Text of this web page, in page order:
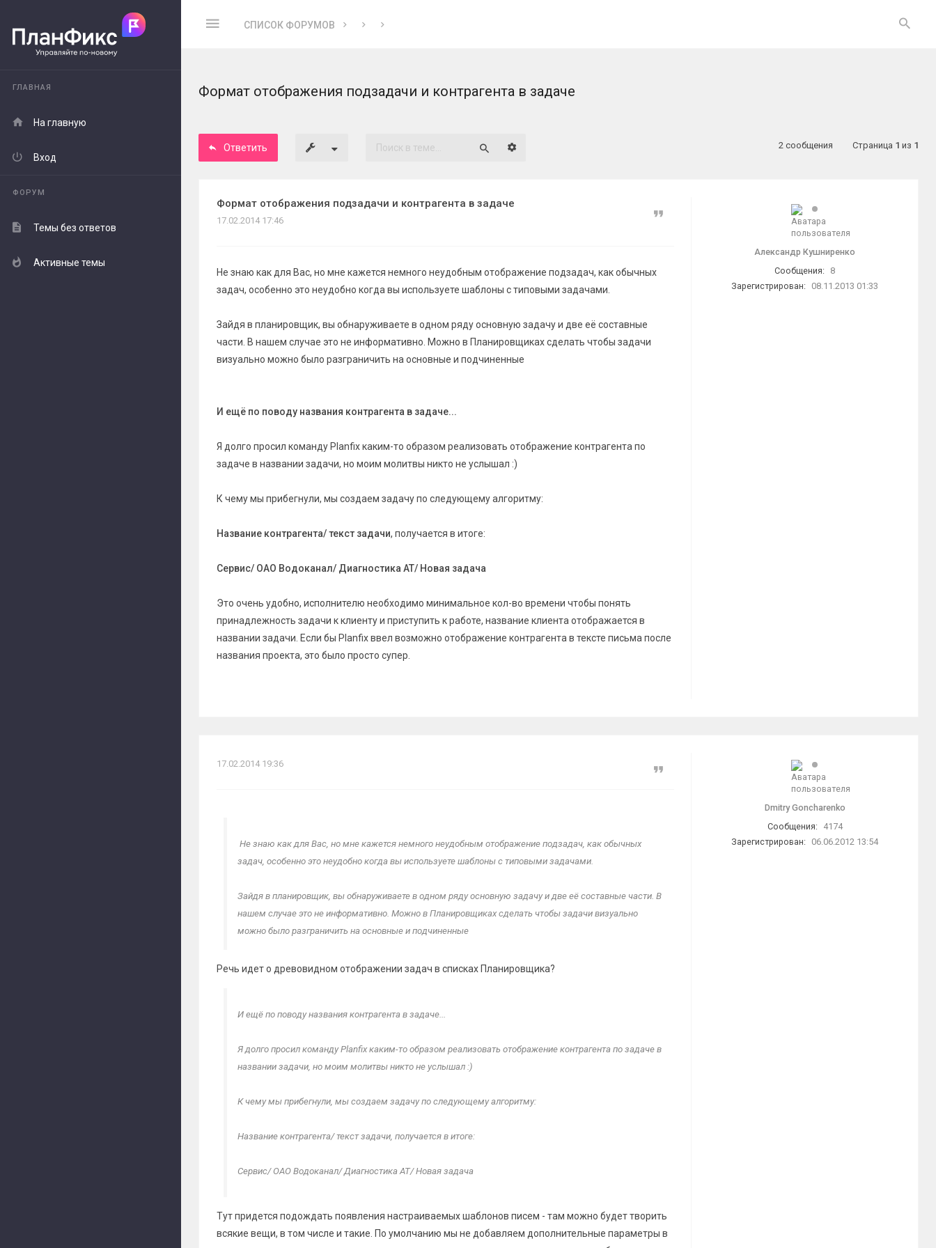
СПИСОК ФОРУМОВ
ГЛАВНАЯ
На главную
Вход
ФОРУМ
Темы без ответов
Активные темы
Формат отображения подзадачи и контрагента в задаче
Ответить
Расширенный поиск 2 сообщения Страница 1 из 1
Александр Кушниренко
Сообщения:
8
Зарегистрирован:
08.11.2013 01:33
Формат отображения подзадачи и контрагента в задаче
Цитата
17.02.2014 17:46
Не знаю как для Вас, но мне кажется немного неудобным отображение подзадач, как обычных
задач, особенно это неудобно когда вы используете шаблоны с типовыми задачами.
Зайдя в планировщик, вы обнаруживаете в одном ряду основную задачу и две её составные
части. В нашем случае это не информативно. Можно в Планировщиках сделать чтобы задачи
визуально можно было разграничить на основные и подчиненные
И ещё по поводу названия контрагента в задаче...
Я долго просил команду Planfix каким-то образом реализовать отображение контрагента по
задаче в названии задачи, но моим молитвы никто не услышал :)
К чему мы прибегнули, мы создаем задачу по следующему алгоритму:
Название контрагента/ текст задачи, получается в итоге:
Сервис/ ОАО Водоканал/ Диагностика АТ/ Новая задача
Это очень удобно, исполнителю необходимо минимальное кол-во времени чтобы понять
принадлежность задачи к клиенту и приступить к работе, название клиента отображается в
названии задачи. Если бы Planfix ввел возможно отображение контрагента в тексте письма после
названия проекта, это было просто супер.
Dmitry Goncharenko
Сообщения:
4174
Зарегистрирован:
06.06.2012 13:54
Цитата
17.02.2014 19:36
Не знаю как для Вас, но мне кажется немного неудобным отображение подзадач, как обычных
задач, особенно это неудобно когда вы используете шаблоны с типовыми задачами.
Зайдя в планировщик, вы обнаруживаете в одном ряду основную задачу и две её составные части. В
нашем случае это не информативно. Можно в Планировщиках сделать чтобы задачи визуально
можно было разграничить на основные и подчиненные
Речь идет о древовидном отображении задач в списках Планировщика?
И ещё по поводу названия контрагента в задаче...
Я долго просил команду Planfix каким-то образом реализовать отображение контрагента по задаче в
названии задачи, но моим молитвы никто не услышал :)
К чему мы прибегнули, мы создаем задачу по следующему алгоритму:
Название контрагента/ текст задачи, получается в итоге:
Сервис/ ОАО Водоканал/ Диагностика АТ/ Новая задача
принадлежность задачи к клиенту и приступить к работе, название клиента отображается в названии
задачи. Если бы Planfix ввел возможно отображение контрагента в тексте письма после названия
Тут придется подождать появления настраиваемых шаблонов писем - там можно будет творить
всякие вещи, в том числе и такие. По умолчанию мы не добавляем дополнительные параметры в